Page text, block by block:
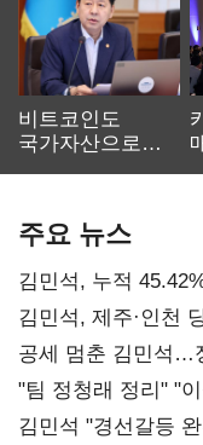
비트코인도
국가자산으로…'
주요 뉴스
김민석, 누적
0.86%p(2보)
김민석, 제주·인천
공세 멈춘 김민석…
"팀 정청래 정리" "
다툼 격화
김민석 "경선갈등